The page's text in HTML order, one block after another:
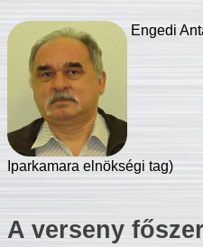
Engedi
Iparkamara elnökségi tag)
A verseny